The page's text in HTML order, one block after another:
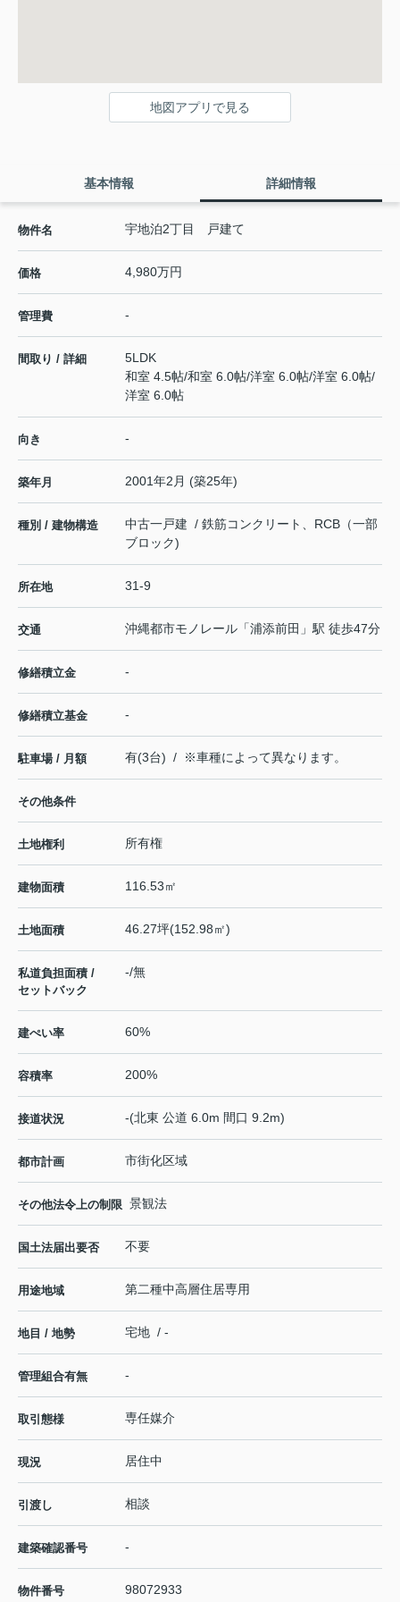
地図アプリで見る
基本情報 詳細情報
物件名 宇地泊2丁目 戸建て
価格 4,980万円
管理費 -
間取り / 詳細
5LDK
和室 4.5帖/和室 6.0帖/洋室 6.0帖/洋室 6.0帖/
洋室 6.0帖
向き -
築年月 2001年2月 (築25年)
種別 / 建物構造
中古一戸建 / 鉄筋コンクリート、RCB（一部
ブロック)
所在地 31-9
交通 沖縄都市モノレール 「浦添前田 」駅 徒歩47分
修繕積立金 -
修繕積立基金 -
駐車場 / 月額 有(3台) / ※車種によって異なります。
その他条件
土地権利 所有権
建物面積 116.53㎡
土地面積 46.27坪(152.98㎡)
私道負担面積 /
セットバック
-/無
建ぺい率 60%
容積率 200%
接道状況 -(北東 公道 6.0m 間口 9.2m)
都市計画 市街化区域
その他法令上の制限 景観法
国土法届出要否 不要
用途地域 第二種中高層住居専用
地目 / 地勢 宅地 / -
管理組合有無 -
取引態様 専任媒介
現況 居住中
引渡し 相談
建築確認番号 -
物件番号 98072933